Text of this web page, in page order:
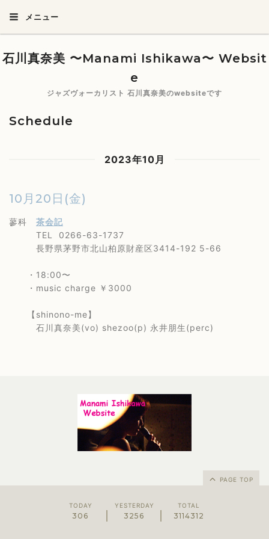
メニュー
石川真奈美 〜Manami Ishikawa〜 Websit
e
ジャズヴォーカリスト 石川真奈美のwebsiteです
Schedule
2023年10月
10月20日(金)
蓼科 茶会記
TEL 0266-63-1737
長野県茅野市北山柏原財産区3414-192 5-66
・18:00〜
・music charge ￥3000
【shinono-me】
石川真奈美(vo) shezoo(p) 永井朋生(perc)
PAGE TOP
TODAY
306
YESTERDAY
3256
TOTAL
3114312